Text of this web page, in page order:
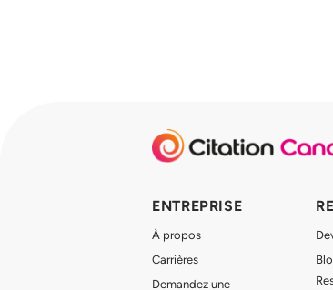
ENTREPRISE
À propos
Carrières
Demandez une